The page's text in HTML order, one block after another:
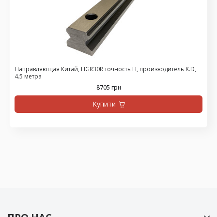
Направляющая Китай, HGR30R точность H, производитель K.D,
4.5 метра
8705 грн
Купити